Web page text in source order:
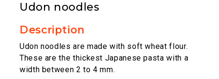
Udon noodles
Description
Udon noodles are made with soft wheat flour.
These are the thickest Japanese pasta with a
width between 2 to 4 mm.